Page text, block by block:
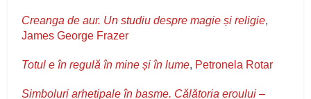
Creanga de aur. Un studiu despre magie și religie,
James George Frazer
Totul e în regulă în mine și în lume, Petronela Rotar
Simboluri arhetipale în basme. Călătoria eroului –